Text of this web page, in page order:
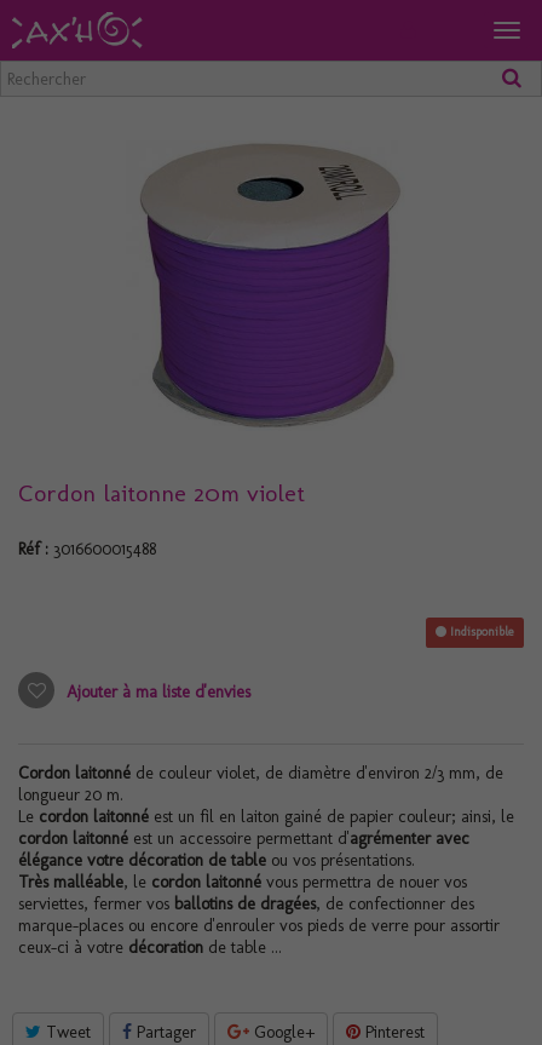
Cordon laitonne 20m violet
Réf : 3016600015488
Indisponible
Ajouter à ma liste d'envies
Cordon laitonné de couleur violet, de diamètre d'environ 2/3 mm, de
longueur 20 m.
Le cordon laitonné est un fil en laiton gainé de papier couleur; ainsi, le
cordon laitonné est un accessoire permettant d'agrémenter avec
élégance votre décoration de table ou vos présentations.
Très malléable, le cordon laitonné vous permettra de nouer vos
serviettes, fermer vos ballotins de dragées, de confectionner des
marque-places ou encore d'enrouler vos pieds de verre pour assortir
ceux-ci à votre décoration de table ...
Tweet Partager Google+ Pinterest